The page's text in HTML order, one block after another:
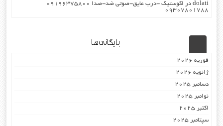
dolati در
اکوستیک -درب عایق-صوتی ضد-صدا ۰۹۱۹۶۳۷۵۸۰۰
۰۹۳۰۷۸۰۱۷۸۸
بایگانی‌ها
فوریه 2026
ژانویه 2026
دسامبر 2025
نوامبر 2025
اکتبر 2025
سپتامبر 2025